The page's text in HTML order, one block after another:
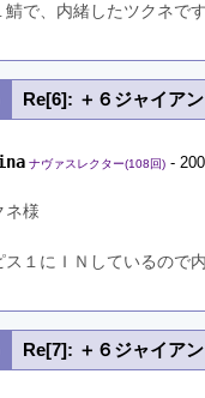
鯖で、内緒したツクネで
Re[6]: ＋６ジャイア
ナヴァスレクター(108回) -
様
ス１にＩＮしているので
Re[7]: ＋６ジャイア